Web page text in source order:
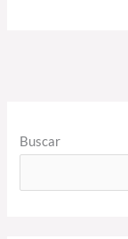
Buscar